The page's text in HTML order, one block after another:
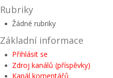
Rubriky
Žádné rubriky
Základní informace
Přihlásit se
Zdroj kanálů (příspěvky)
Kanál komentářů